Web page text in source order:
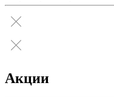
Акции